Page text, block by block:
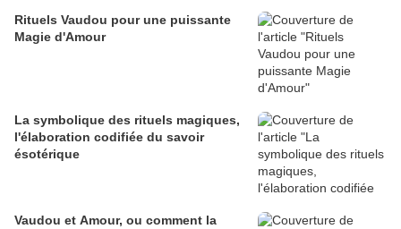
Rituels Vaudou pour une puissante
Magie d'Amour
La symbolique des rituels magiques,
l'élaboration codifiée du savoir
ésotérique
Vaudou et Amour, ou comment la